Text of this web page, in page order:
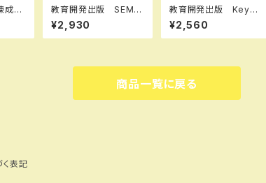
成テ
教育開発出版 SEMIN
AR TEXT（セミナーテ
キスト）国，数，理、社、
英 合本 中3 2026
¥2,930
教育開発出版 Keyワ
ーク（キーワーク）＋ K
eyテスト（キーテスト）2
冊セット 公民（ご選択
¥2,560
商品一覧に戻る
表記